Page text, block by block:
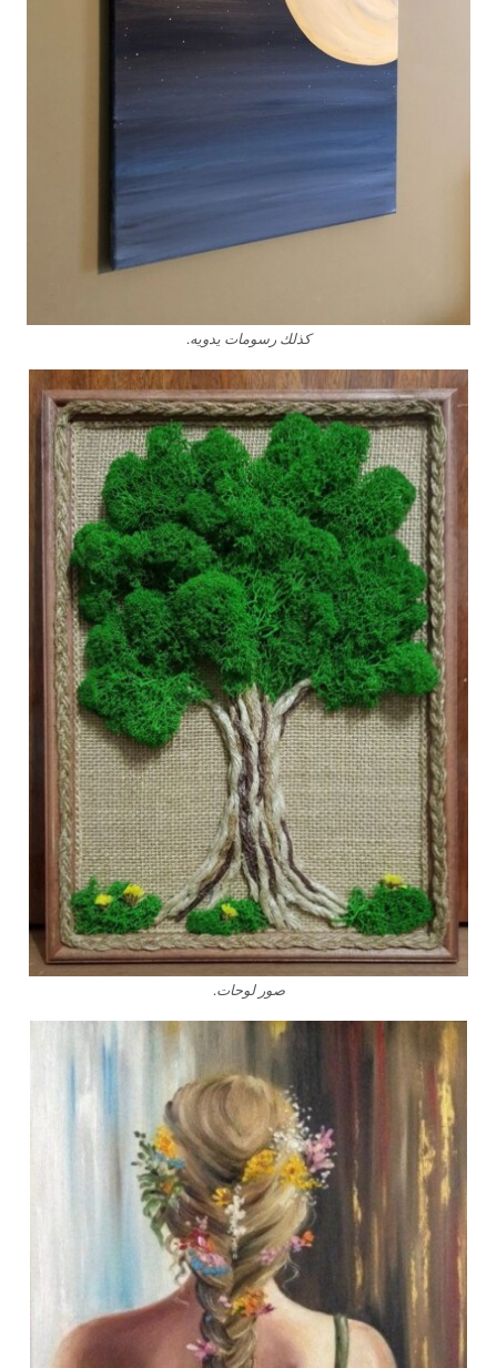
كذلك رسومات يدويه.
صور لوحات.